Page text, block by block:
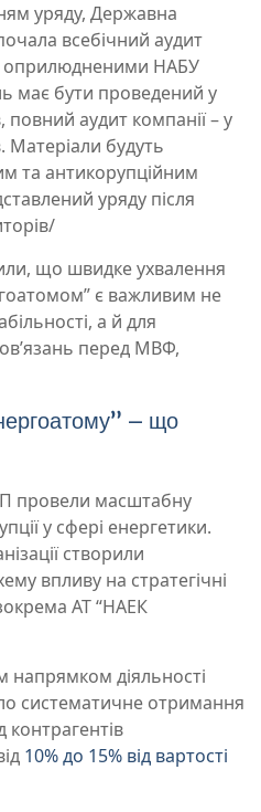
уряду, Державна
всебічний аудит
з оприлюдненими НАБУ
має бути проведений у
аудит компанії – у
Матеріали будуть
та антикорупційним
уряду після
що швидке ухвалення
є важливим не
а й для
перед МВФ,
– що
провели масштабну
у сфері енергетики.
створили
впливу на стратегічні
АТ “НАЕК
діяльності
систематичне отримання
контрагентів
10% до 15% від вартості